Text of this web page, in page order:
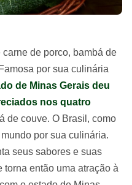
de porco, bambá de
por sua culinária
de Minas Gerais deu
nos quatro
de couve. O Brasil, como
por sua culinária.
seus sabores e suas
então uma atração à